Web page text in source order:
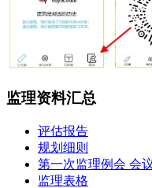
监理资料汇总
评估报告
规划细则
第一次监理例会 会
监理表格